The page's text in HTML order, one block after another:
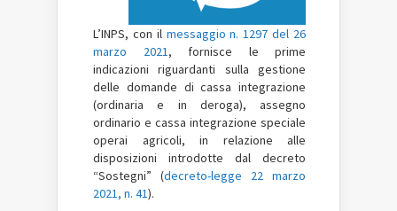
L’INPS, con il messaggio n. 1297 del 26
marzo 2021, fornisce le prime
indicazioni riguardanti sulla gestione
delle domande di cassa integrazione
(ordinaria e in deroga), assegno
ordinario e cassa integrazione speciale
operai agricoli, in relazione alle
disposizioni introdotte dal decreto
“Sostegni” (decreto-legge 22 marzo
2021, n. 41).